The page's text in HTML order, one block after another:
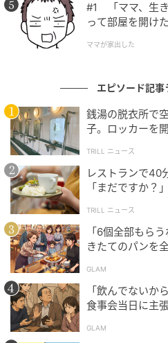
000万人以上。
の記事をもっとみる
#1 「ママ、生
って部屋を開け
ママが家出した
エピソード記事
銭湯の脱衣所で
子。ロッカーを
中で拍手」
TRILL ニュース
レストランで40
「まだですか？
せん」
TRILL ニュース
「6個全部もら
きたてのパンを
GLAM
「飲んでないか
食事会当日に主
GLAM